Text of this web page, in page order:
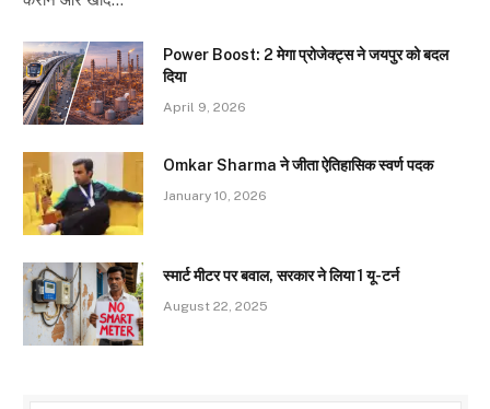
Power Boost: 2 मेगा प्रोजेक्ट्स ने जयपुर को बदल
दिया
April 9, 2026
Omkar Sharma ने जीता ऐतिहासिक स्वर्ण पदक
January 10, 2026
स्मार्ट मीटर पर बवाल, सरकार ने लिया 1 यू-टर्न
August 22, 2025